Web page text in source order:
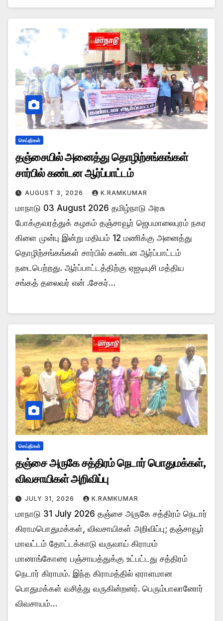
செய்திகள்
தஞ்சையில் அனைத்து தொழிற்சங்கங்கள்
சார்பில் கண்டன ஆர்ப்பாட்டம்
AUGUST 3, 2026 K.RAMKUMAR
மாநாடு 03 August 2026 தமிழ்நாடு அரசு
போக்குவரத்துக் கழகம் தஞ்சாவூர் ஜெபமாலைபுரம் நகர
கிளை முன்பு இன்று மதியம் 12 மணிக்கு அனைத்து
தொழிற்சங்கங்கள் சார்பில் கண்டன ஆர்ப்பாட்டம்
நடைபெற்றது. ஆர்ப்பாட்டத்திற்கு ஏஐடியுசி மத்திய
சங்கத் தலைவர் என் .சேகர்…
செய்திகள்
தஞ்சை அருகே சத்திரம் நெடார் பொதுமக்கள்,
விவசாயிகள் அறிவிப்பு
JULY 31, 2026 K.RAMKUMAR
மாநாடு 31 July 2026 தஞ்சை அருகே சத்திரம் நெடார்
கிராமபொதுமக்கள், விவசாயிகள் அறிவிப்பு; தஞ்சாவூர்
மாவட்டம் தோட்டக்காடு வருவாய் கிராமம்
மானாங்கோரை பஞ்சாயத்துக்கு உட்பட்டது சத்திரம்
நெடார் கிராமம். இந்த கிராமத்தில் ஏராளமான
பொதுமக்கள் வசித்து வருகின்றனர். பெரும்பாலானோர்
விவசாயம்…